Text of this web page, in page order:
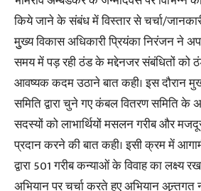
किये जाने के संबंध में विस्तार से चर्चा/
मुुख्य विकास अधिकारी प्रियंका निरंजन ने
समय में पड़ रही ठंड के मद्देनजर संबंधितों को
आवष्यक कदम उठाने बात कही। इस दौरान
समिति द्वारा चुने गए कंबल वितरण समिति के
सदस्यों को लाभार्थियों मसलन गरीब और
प्रदान करने की बात कही। इसी क्रम में
द्वारा 501 गरीब कन्याओं के विवाह का लक्ष्य
अभियान पर चर्चा करते हुए अभियान